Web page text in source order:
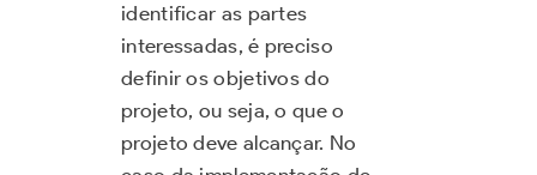
identificar as partes
interessadas, é preciso
definir os objetivos do
projeto, ou seja, o que o
projeto deve alcançar. No